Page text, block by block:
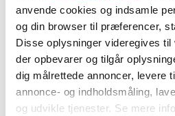
anvende cookies og indsamle
og din browser til præferencer,
Disse oplysninger videregives
der opbevarer og tilgår
dig målrettede annoncer, levere
annonce- og indholdsmåling,
og udvikle tjenester. Se mere